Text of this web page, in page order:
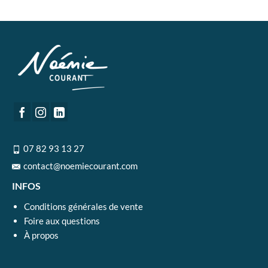
07 82 93 13 27
contact@noemiecourant.com
INFOS
Conditions générales de vente
Foire aux questions
À propos